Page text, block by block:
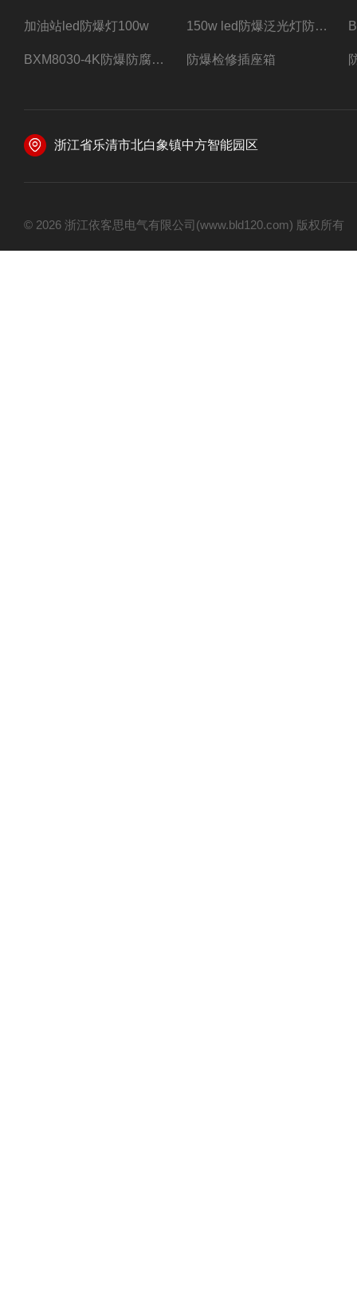
加油站led防爆灯100w 150w led防爆泛光灯防水防尘防爆三防灯
BXM8030-4K防爆防腐照明配电箱四路带总开关 防爆检修插座箱
浙江省乐清市北白象镇中方智能园区
© 2026 浙江依客思电气有限公司(www.bld120.com) 版权所有